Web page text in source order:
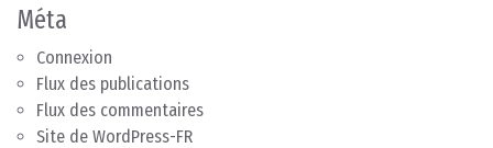
Méta
Connexion
Flux des publications
Flux des commentaires
Site de WordPress-FR